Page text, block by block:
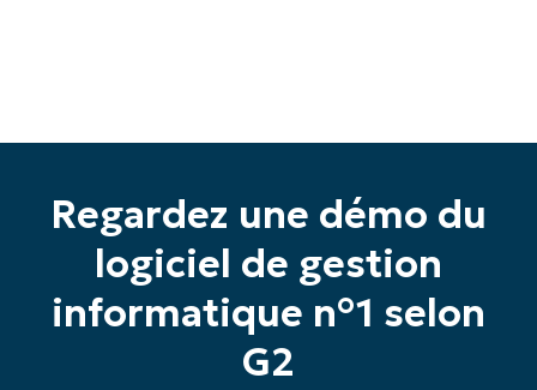
Regardez une démo du
logiciel de gestion
informatique n°1 selon
G2
Commencez votre essai de 14 jours
Pas de carte de crédit requise, accès complet à
toutes les fonctionnalités.
Prénom